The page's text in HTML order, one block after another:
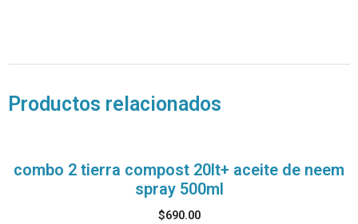
Productos relacionados
combo 2 tierra compost 20lt+ aceite de neem
spray 500ml
$690.00